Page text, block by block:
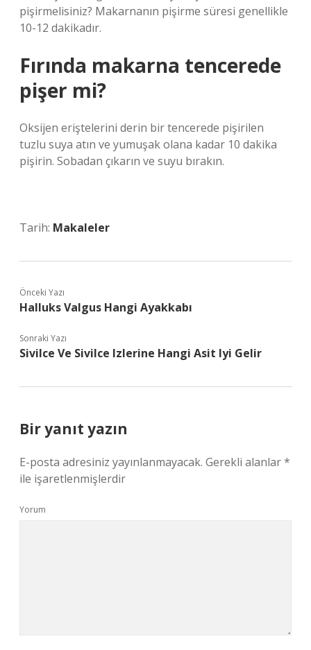
pişirmelisiniz? Makarnanın pişirme süresi genellikle
10-12 dakikadır.
Fırında makarna tencerede
pişer mi?
Oksijen eriştelerini derin bir tencerede pişirilen
tuzlu suya atın ve yumuşak olana kadar 10 dakika
pişirin. Sobadan çıkarın ve suyu bırakın.
Tarih: Makaleler
Önceki Yazı
Halluks Valgus Hangi Ayakkabı
Sonraki Yazı
Sivilce Ve Sivilce Izlerine Hangi Asit Iyi Gelir
Bir yanıt yazın
E-posta adresiniz yayınlanmayacak. Gerekli alanlar*
ile işaretlenmişlerdir
Yorum